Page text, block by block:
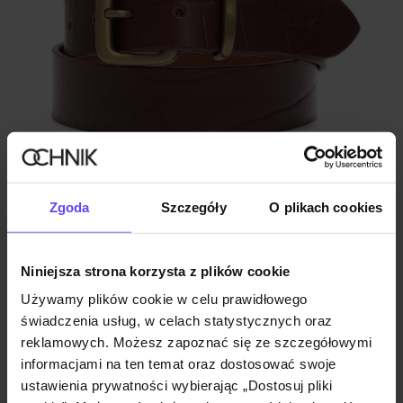
Zgoda Szczegóły O plikach cookies
Niniejsza strona korzysta z plików cookie
Używamy plików cookie w celu prawidłowego
świadczenia usług, w celach statystycznych oraz
reklamowych. Możesz zapoznać się ze szczegółowymi
informacjami na ten temat oraz dostosować swoje
ustawienia prywatności wybierając „Dostosuj pliki
Skórzany pasek damski croco
5.0 (26)